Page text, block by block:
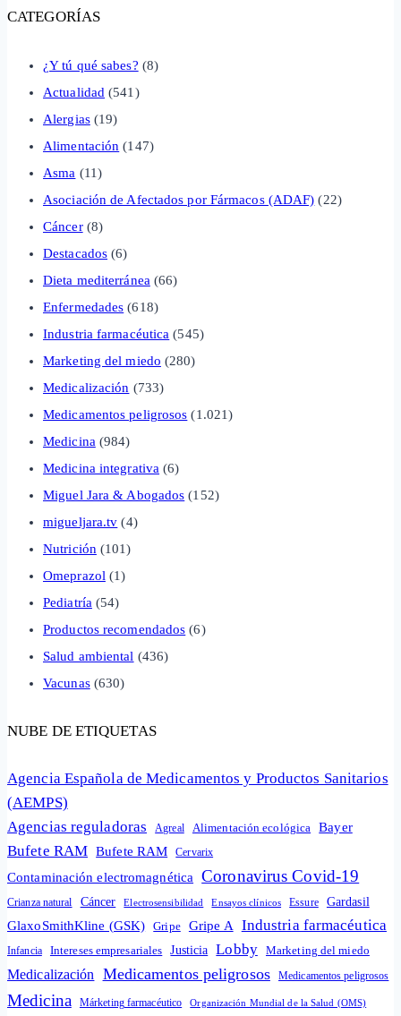
CATEGORÍAS
¿Y tú qué sabes? (8)
Actualidad (541)
Alergias(19)
Alimentación (147)
Asma (11)
Asociación de Afectados por Fármacos (ADAF) (22)
Cáncer(8)
Destacados (6)
Dieta mediterránea (66)
Enfermedades (618)
Industria farmacéutica (545)
Marketing del miedo (280)
Medicalización (733)
Medicamentos peligrosos (1.021)
Medicina (984)
Medicina integrativa (6)
Miguel Jara & Abogados (152)
migueljara.tv (4)
Nutrición (101)
Omeprazol (1)
Pediatría (54)
Productos recomendados (6)
Salud ambiental (436)
Vacunas(630)
NUBE DE ETIQUETAS
Agencia Española de Medicamentos y Productos Sanitarios
(AEMPS)
Agencias reguladoras
Agreal Alimentación ecológica Bayer
Bufete RAM Bufete RAM Cervarix
Contaminación electromagnética Coronavirus Covid-19
Crianza natural Cáncer Electrosensibilidad Ensayos clínicos Essure Gardasil
GlaxoSmithKline (GSK) Gripe Gripe A Industria farmacéutica
Infancia Intereses empresariales Justicia Lobby Marketing del miedo
Medicalización Medicamentos peligrosos Medicamentos peligrosos
Medicina Márketing farmacéutico Organización Mundial de la Salud (OMS)